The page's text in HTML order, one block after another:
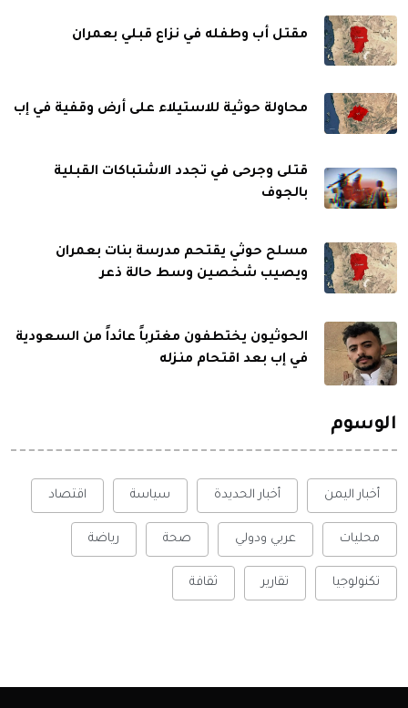
مقتل أب وطفله في نزاع قبلي بعمران
محاولة حوثية للاستيلاء على أرض وقفية في إب
قتلى وجرحى في تجدد الاشتباكات القبلية
بالجوف
مسلح حوثي يقتحم مدرسة بنات بعمران
ويصيب شخصين وسط حالة ذعر
الحوثيون يختطفون مغترباً عائداً من السعودية
في إب بعد اقتحام منزله
الوسوم
أخبار اليمن أخبار الحديدة سياسة اقتصاد
محليات عربي ودولي صحة رياضة
تكنولوجيا تقارير ثقافة